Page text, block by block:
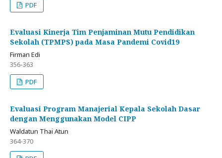
PDF
Evaluasi Kinerja Tim Penjaminan Mutu Pendidikan
Sekolah (TPMPS) pada Masa Pandemi Covid19
Firman Edi
356-363
PDF
Evaluasi Program Manajerial Kepala Sekolah Dasar
dengan Menggunakan Model CIPP
Waldatun Thai Atun
364-370